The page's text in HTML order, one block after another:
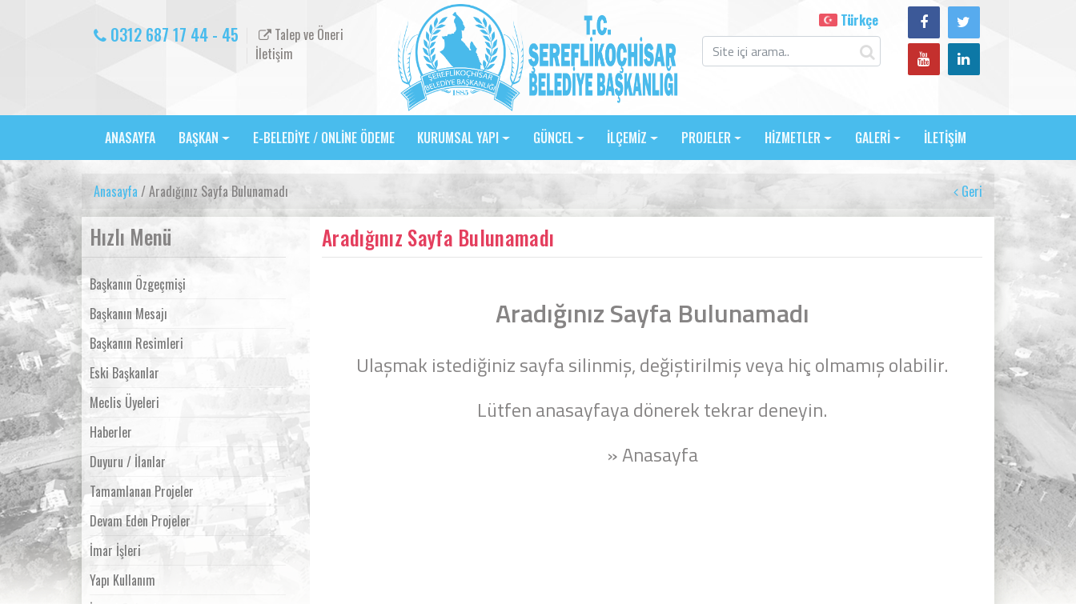
0312 687 17 44 - 45
Talep ve Öneri
İletişim
Türkçe
ANASAYFA BAŞKAN E-BELEDİYE / ONLİNE ÖDEME KURUMSAL YAPI GÜNCEL İLÇEMİZ PROJELER HİZMETLER GALERİ İLETİŞİM
Anasayfa / Aradığınız Sayfa Bulunamadı Geri
Hızlı Menü
Başkanın Özgeçmişi
Başkanın Mesajı
Başkanın Resimleri
Eski Başkanlar
Meclis Üyeleri
Haberler
Duyuru / İlanlar
Tamamlanan Projeler
Devam Eden Projeler
İmar İşleri
Yapı Kullanım
Aradığınız Sayfa Bulunamadı
Aradığınız Sayfa Bulunamadı
Ulaşmak istediğiniz sayfa silinmiş, değiştirilmiş veya hiç olmamış olabilir.
Lütfen anasayfaya dönerek tekrar deneyin.
» Anasayfa